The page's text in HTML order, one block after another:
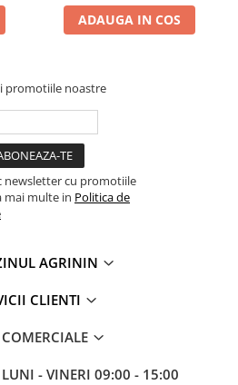
ADAUGA IN COS
promotiile noastre
newsletter cu promotiile
mai multe in Politica de
AGRININ
CLIENTI
LUNI - VINERI 09:00 - 15:00